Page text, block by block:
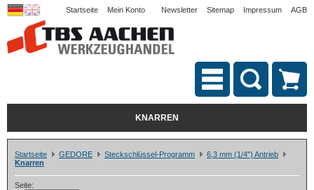
Startseite Mein Konto Newsletter Sitemap Impressum AGB
KNARREN
Startseite GEDORE Steckschlüssel-Programm
6,3 mm (1/4") Antrieb
Knarren
Seite: